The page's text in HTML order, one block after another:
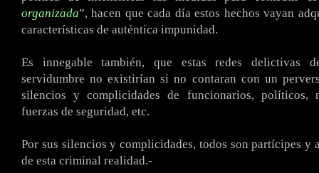
organizada”, hacen que cada día estos hechos vayan
características de auténtica impunidad.
Es innegable también, que estas redes delictivas
servidumbre no existirían si no contaran con un
silencios y complicidades de funcionarios, políticos,
fuerzas de seguridad, etc.
Por sus silencios y complicidades, todos son partícipes y
de esta criminal realidad.-